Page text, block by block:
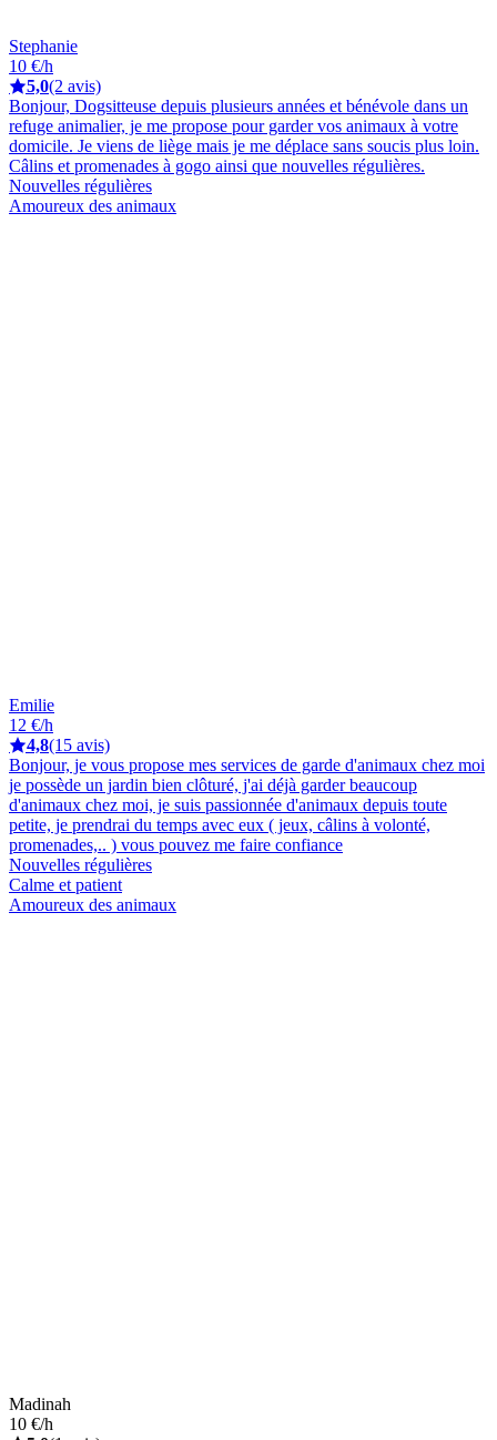
Stephanie
10 €/h
5,0(2 avis)
Bonjour, Dogsitteuse depuis plusieurs années et bénévole dans un
refuge animalier, je me propose pour garder vos animaux à votre
domicile. Je viens de liège mais je me déplace sans soucis plus loin.
Câlins et promenades à gogo ainsi que nouvelles régulières.
Nouvelles régulières
Amoureux des animaux
Emilie
12 €/h
4,8(15 avis)
Bonjour, je vous propose mes services de garde d'animaux chez moi
je possède un jardin bien clôturé, j'ai déjà garder beaucoup
d'animaux chez moi, je suis passionnée d'animaux depuis toute
petite, je prendrai du temps avec eux ( jeux, câlins à volonté,
promenades,.. ) vous pouvez me faire confiance
Nouvelles régulières
Calme et patient
Amoureux des animaux
Madinah
10 €/h